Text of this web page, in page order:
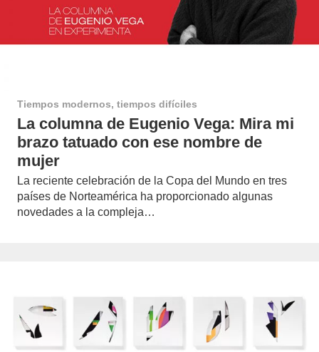
Tiempos modernos, tiempos difíciles
La columna de Eugenio Vega: Mira mi
brazo tatuado con ese nombre de
mujer
La reciente celebración de la Copa del Mundo en tres
países de Norteamérica ha proporcionado algunas
novedades a la compleja…